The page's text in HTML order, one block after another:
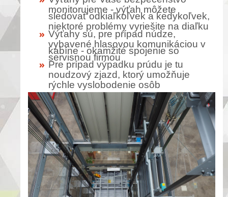
monitorujeme - výťah môžete
sledovať odkiaľkoľvek a kedykoľvek,
niektoré problémy vyriešite na diaľku
Výťahy sú, pre prípad núdze,
vybavené hlasovou komunikáciou v
kabíne - okamžité spojenie so
servisnou firmou
Pre prípad výpadku prúdu je tu
noudzový zjazd, ktorý umožňuje
rýchle vyslobodenie osôb